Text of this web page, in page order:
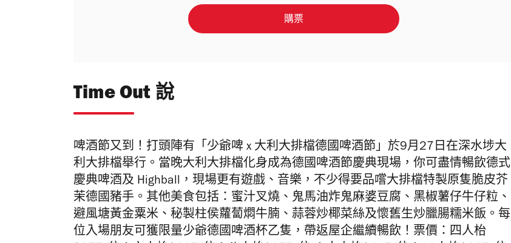
購票
Time Out 說
啤酒節又到！ 打頭陣有「少爺啤 x 大利大排檔德國啤酒節」於9月27日在深水埗大
利大排檔舉行。當晚大利大排檔化身成為德國啤酒節慶典現場，你可盡情暢飲德式
慶典啤酒及 Highball，現場更有遊戲、音樂，不少得要品嚐大排檔特製原隻脆皮芥
茉德國豬手。其他美食包括：蜜汁叉燒、鬼馬油炸鬼麻婆豆腐、黑椒薯仔牛仔粒、
避風塘黃金粟米、 秘製柱侯蘿蔔燜牛腩、 蒜蓉炒椰菜絲及懷舊生炒臘腸糯米飯。每
位入場朋友可獲限量少爺德國啤酒杯乙隻，帶返屋企繼續暢飲！票價：四人枱